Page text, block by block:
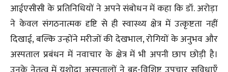
आईएसीसी के प्रतिनिधियों ने अपने संबोधन में कहा कि डॉ. अरोड़ा
ने केवल संगठनात्मक दृष्टि से ही स्वास्थ्य क्षेत्र में उत्कृष्टता नहीं
दिखाई, बल्कि उन्होंने मरीजों की देखभाल, रोगियों के अनुभव और
अस्पताल प्रबंधन में नवाचार के क्षेत्र में भी अपनी छाप छोड़ी है।